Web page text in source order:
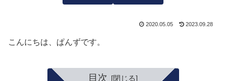
2020.05.05 2023.09.28
こんにちは、ぱんずです。
目次